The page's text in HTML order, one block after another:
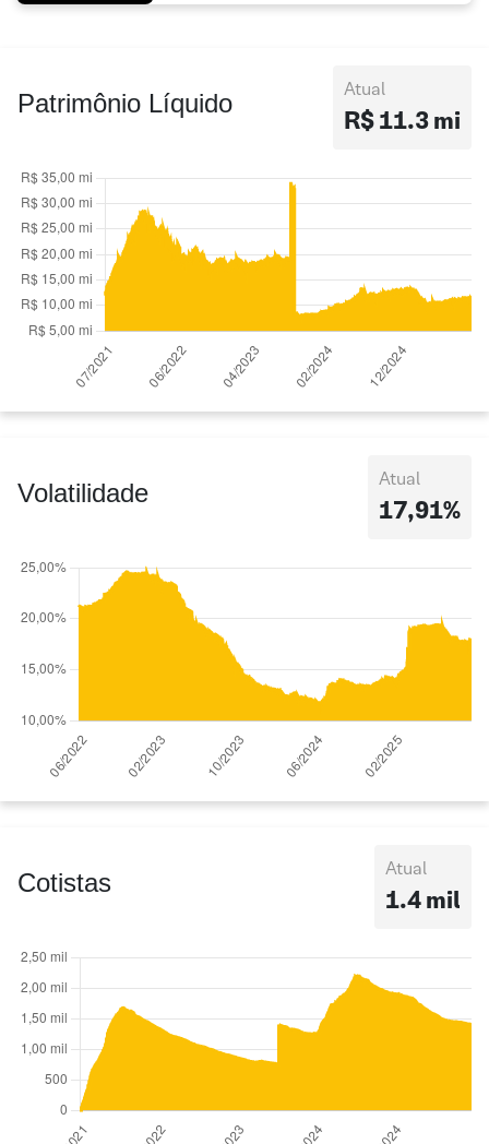
Patrimônio Líquido Atual
R$ 11.3 mi
Volatilidade Atual
17,91%
Cotistas Atual
1.4 mil